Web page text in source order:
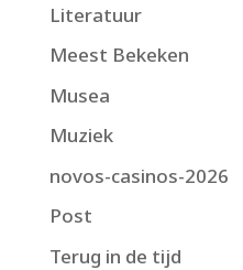
Literatuur
Meest Bekeken
Musea
Muziek
novos-casinos-2026
Post
Terug in de tijd